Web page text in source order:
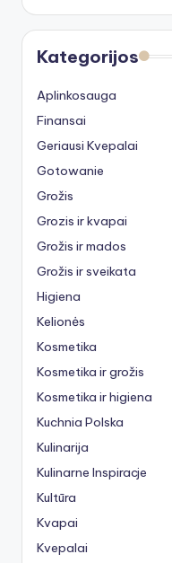
Kategorijos
Aplinkosauga
Finansai
Geriausi Kvepalai
Gotowanie
Grožis
Grozis ir kvapai
Grožis ir mados
Grožis ir sveikata
Higiena
Kelionės
Kosmetika
Kosmetika ir grožis
Kosmetika ir higiena
Kuchnia Polska
Kulinarija
Kulinarne Inspiracje
Kultūra
Kvapai
Kvepalai